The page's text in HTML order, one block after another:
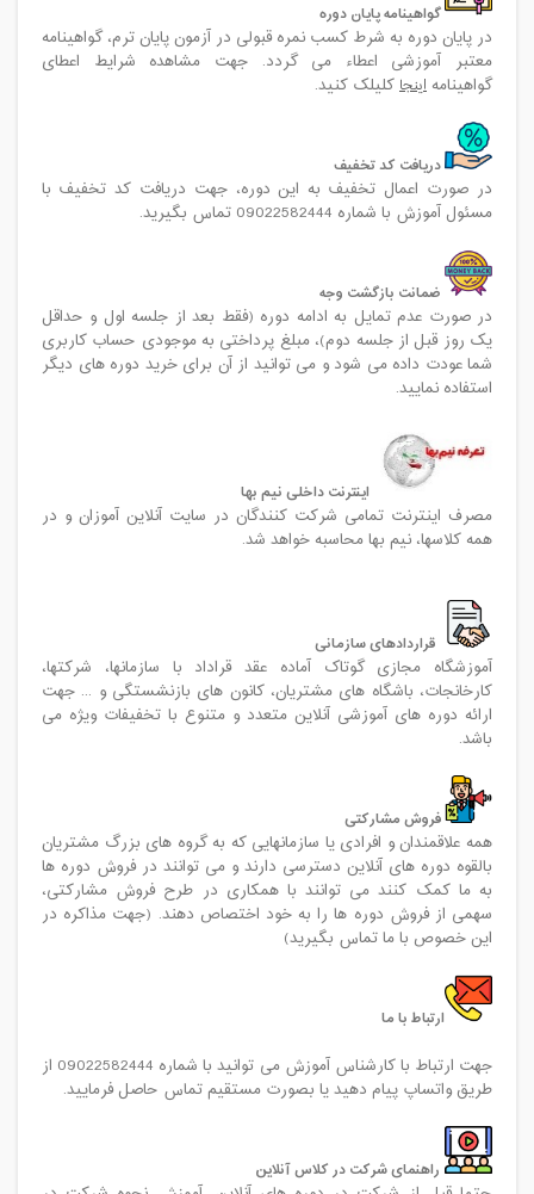
گواهینامه پایان دوره
در پایان دوره به شرط کسب نمره قبولی در آزمون پایان ترم، گواهینامه
معتبر آموزشی اعطاء می گردد. جهت مشاهده شرایط اعطای
گواهینامه اینجاکلیلک کنید.
دریافت کد تخفیف
در صورت اعمال تخفیف به این دوره، جهت دریافت کد تخفیف با
مسئول آموزش با شماره 09022582444 تماس بگیرید.
ضمانت بازگشت وجه
در صورت عدم تمایل به ادامه دوره (فقط بعد از جلسه اول و حداقل
یک روز قبل از جلسه دوم)، مبلغ پرداختی به موجودی حساب کاربری
شما عودت داده می شود و می توانید از آن برای خرید دوره های دیگر
استفاده نمایید.
اینترنت داخلی نیم بها
مصرف اینترنت تمامی شرکت کنندگان در سایت آنلاین آموزان و در
همه کلاسها، نیم بها محاسبه خواهد شد.
قراردادهای سازمانی
آموزشگاه مجازی گوتاک آماده عقد قراداد با سازمانها، شرکتها،
کارخانجات، باشگاه های مشتریان، کانون های بازنشستگی و ... جهت
ارائه دوره های آموزشی آنلاین متعدد و متنوع با تخفیفات ویژه می
باشد.
فروش مشارکتی
همه علاقمندان و افرادی یا سازمانهایی که به گروه های بزرگ مشتریان
بالقوه دوره های آنلاین دسترسی دارند و می توانند در فروش دوره ها
به ما کمک کنند می توانند با همکاری در طرح فروش مشارکتی،
سهمی از فروش دوره ها را به خود اختصاص دهند. (جهت مذاکره در
این خصوص با ما تماس بگیرید)
ارتباط با ما
جهت ارتباط با کارشناس آموزش می توانید با شماره 09022582444 از
طریق واتساپ پیام دهید یا بصورت مستقیم تماس حاصل فرمایید.
راهنمای شرکت در کلاس آنلاین